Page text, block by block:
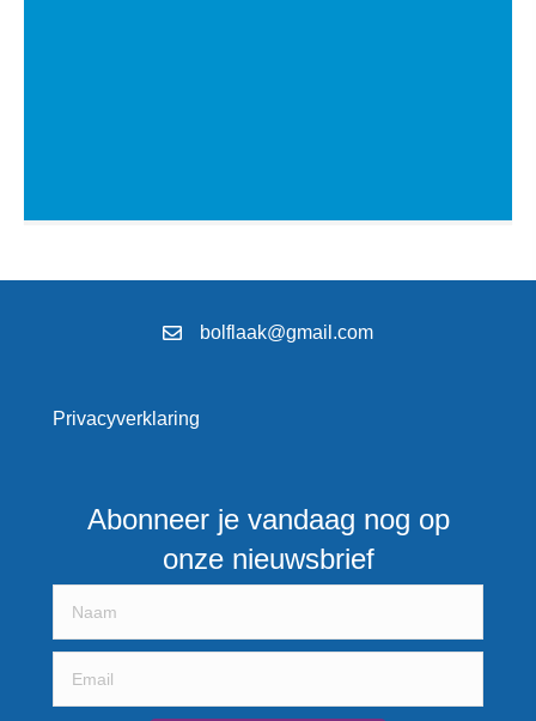
bolflaak@gmail.com
Privacyverklaring
Abonneer je vandaag nog op
onze nieuwsbrief